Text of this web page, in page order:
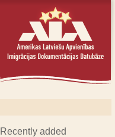
Recently added